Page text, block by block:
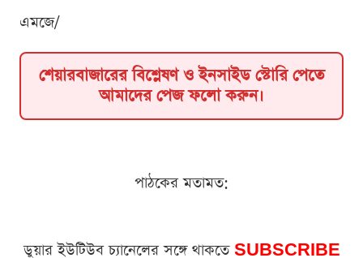
এমজে/
শেয়ারবাজারের বিশ্লেষণ ও ইনসাইড স্টোরি পেতে
আমাদের পেজ ফলো করুন।
পাঠকের মতামত:
ডুয়ার ইউটিউব চ্যানেলের সঙ্গে থাকতে SUBSCRIBE